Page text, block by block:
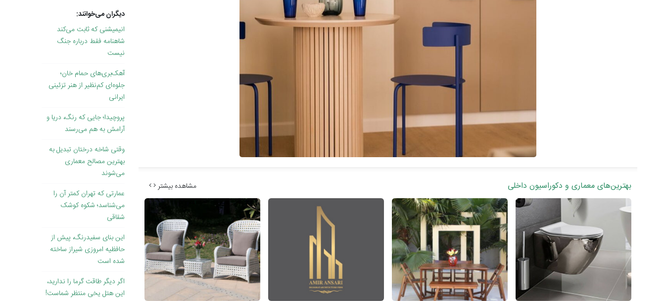
بهترین‌های معماری و دکوراسیون داخلی مشاهده بیشتر
دیگران می‌خوانند:
انیمیشنی که ثابت می‌کند
شاهنامه فقط درباره جنگ
نیست
آهک‌بری‌های حمام خان؛
جلوه‌ای کم‌نظیر از هنر تزئینی
ایرانی
پروچیدا؛ جایی که رنگ، دریا و
آرامش به هم می‌رسند
وقتی ‌شاخه درختان تبدیل به
بهترین مصالح معماری
می‌شوند
عمارتی که تهران کمتر آن را
می‌شناسد؛ شکوه کوشک
شقاقی
این بنای سفیدرنگ، پیش از
حافظیه امروزی شیراز ساخته
شده است
اگر دیگر طاقت گرما را ندارید،
این هتل یخی منتظر شماست!